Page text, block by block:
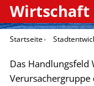
Wirtschaft
Startseite
Das Handlungsfeld